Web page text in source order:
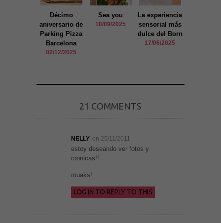
Décimo
aniversario de
Parking Pizza
Barcelona
02/12/2025
Sea you
18/09/2025
La experiencia
sensorial más
dulce del Born
17/06/2025
21 COMMENTS
NELLY on 25/11/2011
estoy deseando ver fotos y
cronicas!!
muaks!
LOG IN TO REPLY TO THIS